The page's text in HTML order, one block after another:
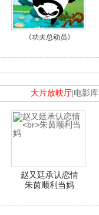
《功夫总动员》
大片放映厅 电影库
赵又廷承认恋情
朱茵顺利当妈